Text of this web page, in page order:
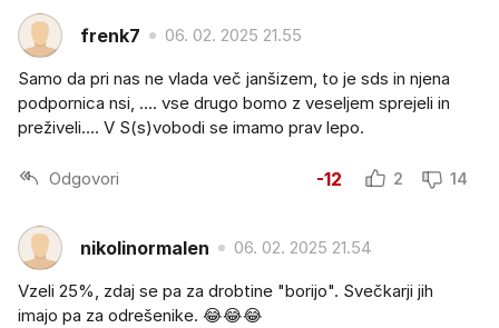
frenk7 06. 02. 2025 21.55
Samo da pri nas ne vlada več janšizem, to je sds in njena
podpornica nsi, …. vse drugo bomo z veseljem sprejeli in
preživeli…. V S(s)vobodi se imamo prav lepo.
Odgovori -12 2 14
nikolinormalen 06. 02. 2025 21.54
Vzeli 25%, zdaj se pa za drobtine "borijo". Svečkarji jih
imajo pa za odrešenike. 😂😂😂